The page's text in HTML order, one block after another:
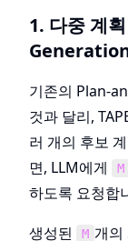
1. 다중 계
기존의 Plan-
것과 달리,
러 개의 후보
면, LLM에게
M
하도록 요청합
생성된
M 개의